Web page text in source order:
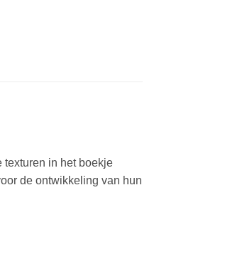
texturen in het boekje
de ontwikkeling van hun